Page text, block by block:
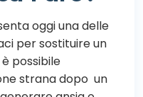
oggi una delle
per sostituire un
possibile
strana dopo un